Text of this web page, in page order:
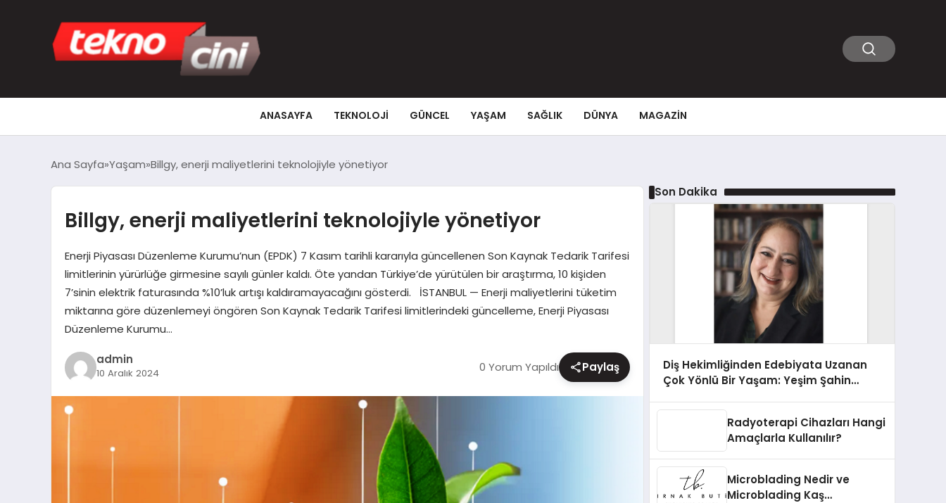
ANASAYFA TEKNOLOJI GÜNCEL YAŞAM SAĞLIK DÜNYA MAGAZIN
Ana Sayfa Yaşam Billgy, enerji maliyetlerini teknolojiyle yönetiyor
Billgy, enerji maliyetlerini teknolojiyle yönetiyor
Enerji Piyasası Düzenleme Kurumu’nun (EPDK) 7 Kasım tarihli kararıyla güncellenen Son Kaynak Tedarik Tarifesi
limitlerinin yürürlüğe girmesine sayılı günler kaldı. Öte yandan Türkiye’de yürütülen bir araştırma, 10 kişiden
7’sinin elektrik faturasında %10’luk artışı kaldıramayacağını gösterdi. İSTANBUL — Enerji maliyetlerini tüketim
miktarına göre düzenlemeyi öngören Son Kaynak Tedarik Tarifesi limitlerindeki güncelleme, Enerji Piyasası
Düzenleme Kurumu…
admin
10 Aralık 2024 0 Yorum Yapıldı Paylaş
Son Dakika
Diş Hekimliğinden Edebiyata Uzanan
Çok Yönlü Bir Yaşam: Yeşim Şahin
Radyoterapi Cihazları Hangi
Amaçlarla Kullanılır?
Microblading Nedir ve
Microblading Kaş